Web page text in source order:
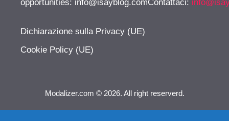
opportunities: info@isayblog.comContattaci:
Dichiarazione sulla Privacy (UE)
Cookie Policy (UE)
Modalizer.com © 2026. All right reserverd.